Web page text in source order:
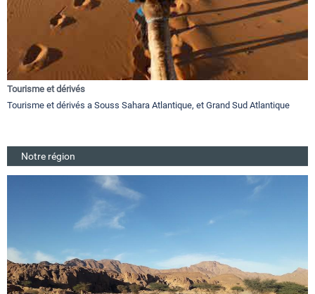
Tourisme et dérivés
Tourisme et dérivés a Souss Sahara Atlantique, et Grand Sud Atlantique
Notre région